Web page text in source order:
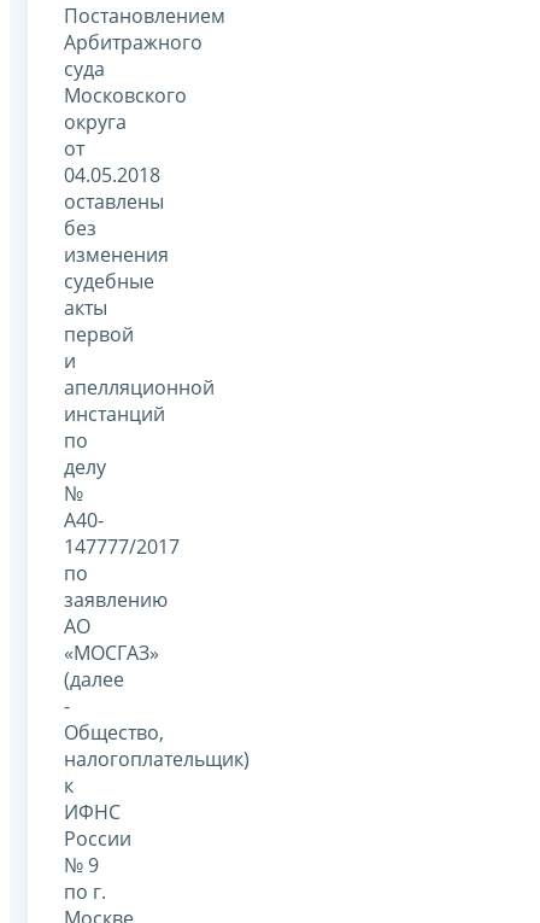
Постановлением
Арбитражного
суда
Московского
округа
от
04.05.2018
оставлены
без
изменения
судебные
акты
первой
и
апелляционной
инстанций
по
делу
№
А40-
147777/2017
по
заявлению
АО
«МОСГАЗ»
(далее
-
Общество,
налогоплательщик)
к
ИФНС
России
№ 9
по г.